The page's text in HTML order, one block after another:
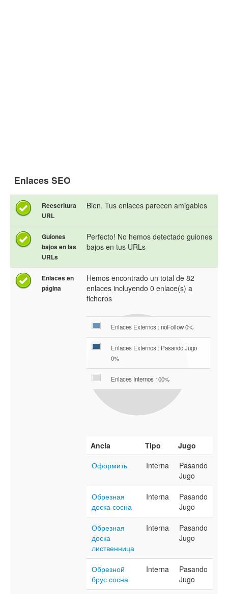
Enlaces SEO
Reescritura
URL
Bien. Tus enlaces parecen amigables
Guiones
bajos en las
URLs
Perfecto! No hemos detectado guiones
bajos en tus URLs
Enlaces en
página
Hemos encontrado un total de 82
enlaces incluyendo 0 enlace(s) a
ficheros
Enlaces Externos : noFollow 0%
Enlaces Externos : Pasando Jugo
0%
Enlaces Internos 100%
Ancla Tipo
Jugo
Оформить
Interna
Pasando
Jugo
Обрезная
доска сосна
Interna
Pasando
Jugo
Обрезная
доска
лиственница
Interna
Pasando
Jugo
Обрезной
брус сосна
Interna
Pasando
Jugo